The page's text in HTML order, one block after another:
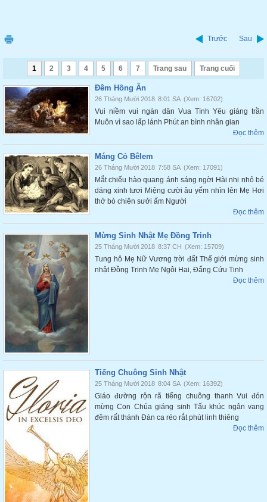
Trước Sau
1 2 3 4 5 6 7 Trang sau Trang cuối
Đêm Hồng Ân
26 Tháng Mười 2018 8:01 SA (Xem: 16702)
Vui niềm vui ngàn dân Vua Tình Yêu giáng trần
Muôn vì sao lấp lánh Phút an bình nhân gian
Đọc thêm
Máng Cỏ Bêlem
26 Tháng Mười 2018 7:58 SA (Xem: 17091)
Mắt chiếu hào quang ánh sáng ngời Hài nhi nhỏ bé
dáng xinh tươi Miệng cười âu yếm nhìn lên Mẹ Hơi
thở bò chiên sưởi ấm Người
Đọc thêm
Mừng Sinh Nhật Mẹ Đồng Trinh
25 Tháng Mười 2018 8:37 CH (Xem: 15709)
Tung hô Mẹ Nữ Vương trời đất Thế giới mừng sinh
nhật Đồng Trinh Mẹ Ngôi Hai, Đấng Cứu Tinh
Đọc thêm
Tiếng Chuông Sinh Nhật
25 Tháng Mười 2018 8:04 SA (Xem: 16392)
Giáo đường rộn rã tiếng chuông thanh Vui đón
mừng Con Chúa giáng sinh Tấu khúc ngân vang
đêm rất thánh Đàn ca réo rắt phút linh thiêng
Đọc thêm